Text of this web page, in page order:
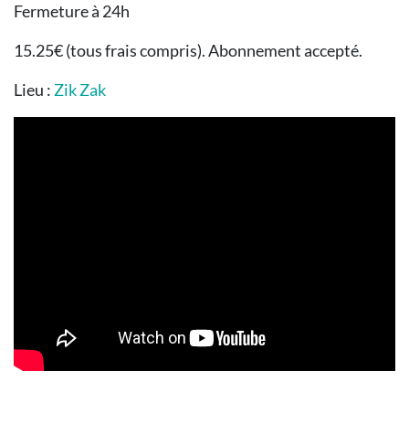
Fermeture à 24h
15.25€ (tous frais compris). Abonnement accepté.
Lieu : Zik Zak